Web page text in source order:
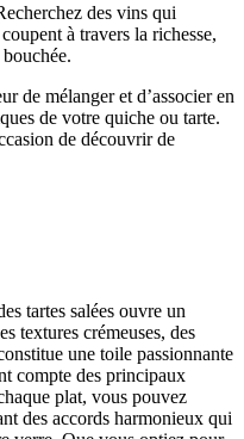
des vins qui
à travers la richesse,
de mélanger et d’associer en
de votre quiche ou tarte.
de découvrir de
tartes salées ouvre un
textures crémeuses, des
une toile passionnante
compte des principaux
plat, vous pouvez
des accords harmonieux qui